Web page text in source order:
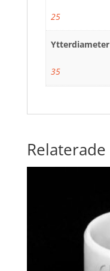
25
Ytterdiameter
35